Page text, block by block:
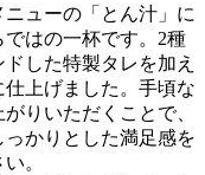
ューの「とん汁」に
はの一杯です。2種
した特製タレを加え
上げました。手頃な
りいただくことで、
かりとした満足感を
。